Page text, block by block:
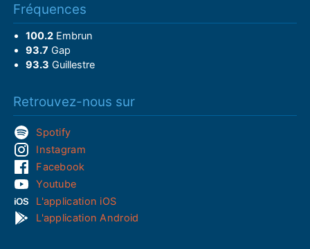
Fréquences
100.2Embrun
93.7 Gap
93.3 Guillestre
Retrouvez-nous sur
Spotify
Instagram
Facebook
Youtube
L'application iOS
L'application Android